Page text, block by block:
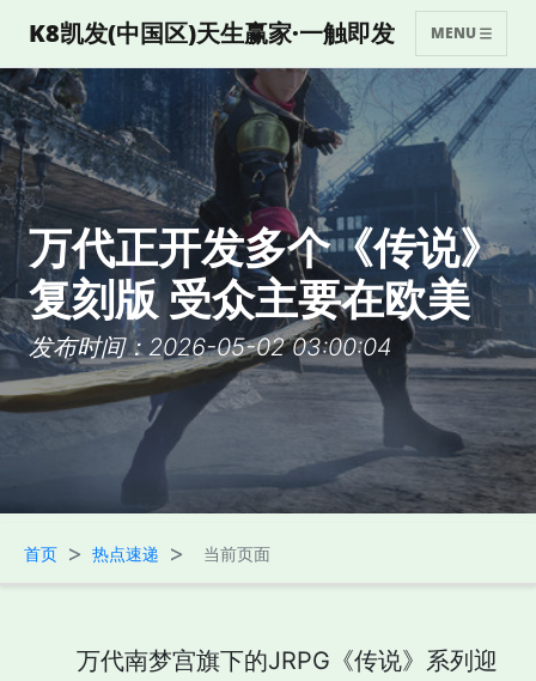
K8凯发(中国区)天生赢家·一触即发 MENU
万代正开发多个《传说》
复刻版 受众主要在欧美
发布时间：2026-05-02 03:00:04
首页 > 热点速递 > 当前页面
万代南梦宫旗下的JRPG《传说》系列迎